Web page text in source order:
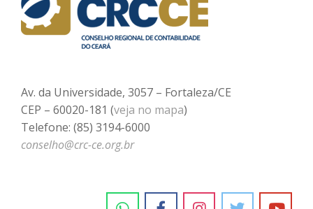
Av. da Universidade, 3057 – Fortaleza/CE
CEP – 60020-181 (veja no mapa)
Telefone: (85) 3194-6000
conselho@crc-ce.org.br